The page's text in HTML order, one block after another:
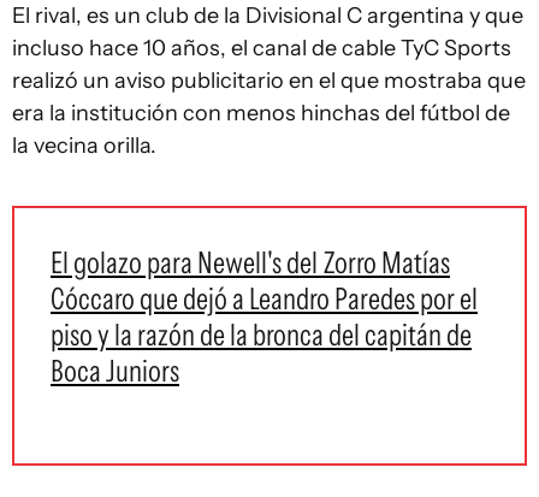
El rival, es un club de la Divisional C argentina y que
incluso hace 10 años, el canal de cable TyC Sports
realizó un aviso publicitario en el que mostraba que
era la institución con menos hinchas del fútbol de
la vecina orilla.
El golazo para Newell's del Zorro Matías
Cóccaro que dejó a Leandro Paredes por el
piso y la razón de la bronca del capitán de
Boca Juniors